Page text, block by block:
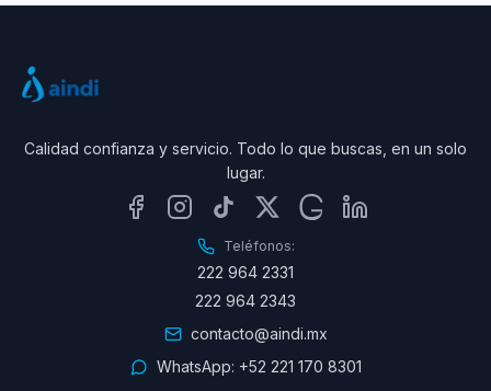
Calidad confianza y servicio. Todo lo que buscas, en un solo
lugar.
Teléfonos:
222 964 2331
222 964 2343
contacto@aindi.mx
WhatsApp: +52 221 170 8301